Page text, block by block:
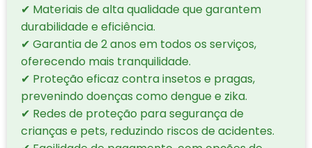
✔ Materiais de alta qualidade que garantem
durabilidade e eficiência.
✔ Garantia de 2 anos em todos os serviços,
oferecendo mais tranquilidade.
✔ Proteção eficaz contra insetos e pragas,
prevenindo doenças como dengue e zika.
✔ Redes de proteção para segurança de
crianças e pets, reduzindo riscos de acidentes.